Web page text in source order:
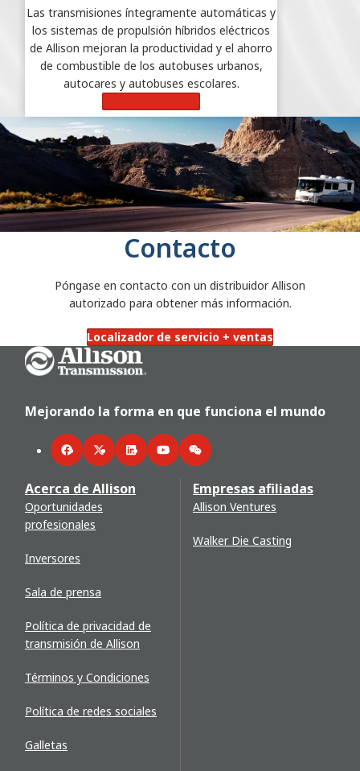
Las transmisiones íntegramente automáticas y
los sistemas de propulsión híbridos eléctricos
de Allison mejoran la productividad y el ahorro
de combustible de los autobuses urbanos,
autocares y autobuses escolares.
Contacto
Póngase en contacto con un distribuidor Allison
autorizado para obtener más información.
Localizador de servicio + ventas
Go Home
Mejorando la forma en que funciona el mundo
FacebookTwitterLinkedInYouTubeWeChat
Acerca de Allison
Oportunidades
profesionales
Inversores
Sala de prensa
Política de privacidad de
transmisión de Allison
Términos y Condiciones
Política de redes sociales
Galletas
Empresas afiliadas
Allison Ventures
Walker Die Casting